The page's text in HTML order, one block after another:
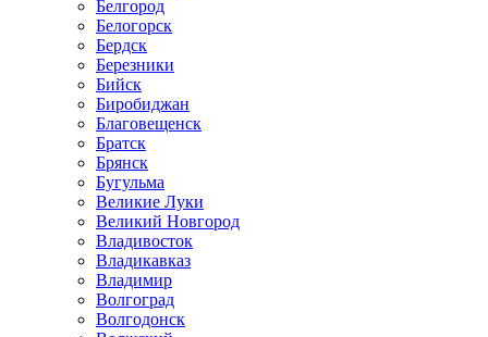
Белгород
Белогорск
Бердск
Березники
Бийск
Биробиджан
Благовещенск
Братск
Брянск
Бугульма
Великие Луки
Великий Новгород
Владивосток
Владикавказ
Владимир
Волгоград
Волгодонск